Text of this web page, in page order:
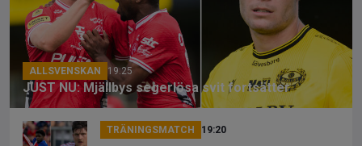
o
k
k
ALLSVENSKAN 19:25
JUST NU: Mjällbys segerlösa svit fortsätter
TRÄNINGSMATCH 19:20